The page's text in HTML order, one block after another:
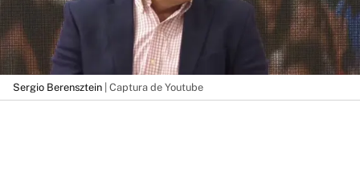
Sergio Berensztein | Captura de Youtube